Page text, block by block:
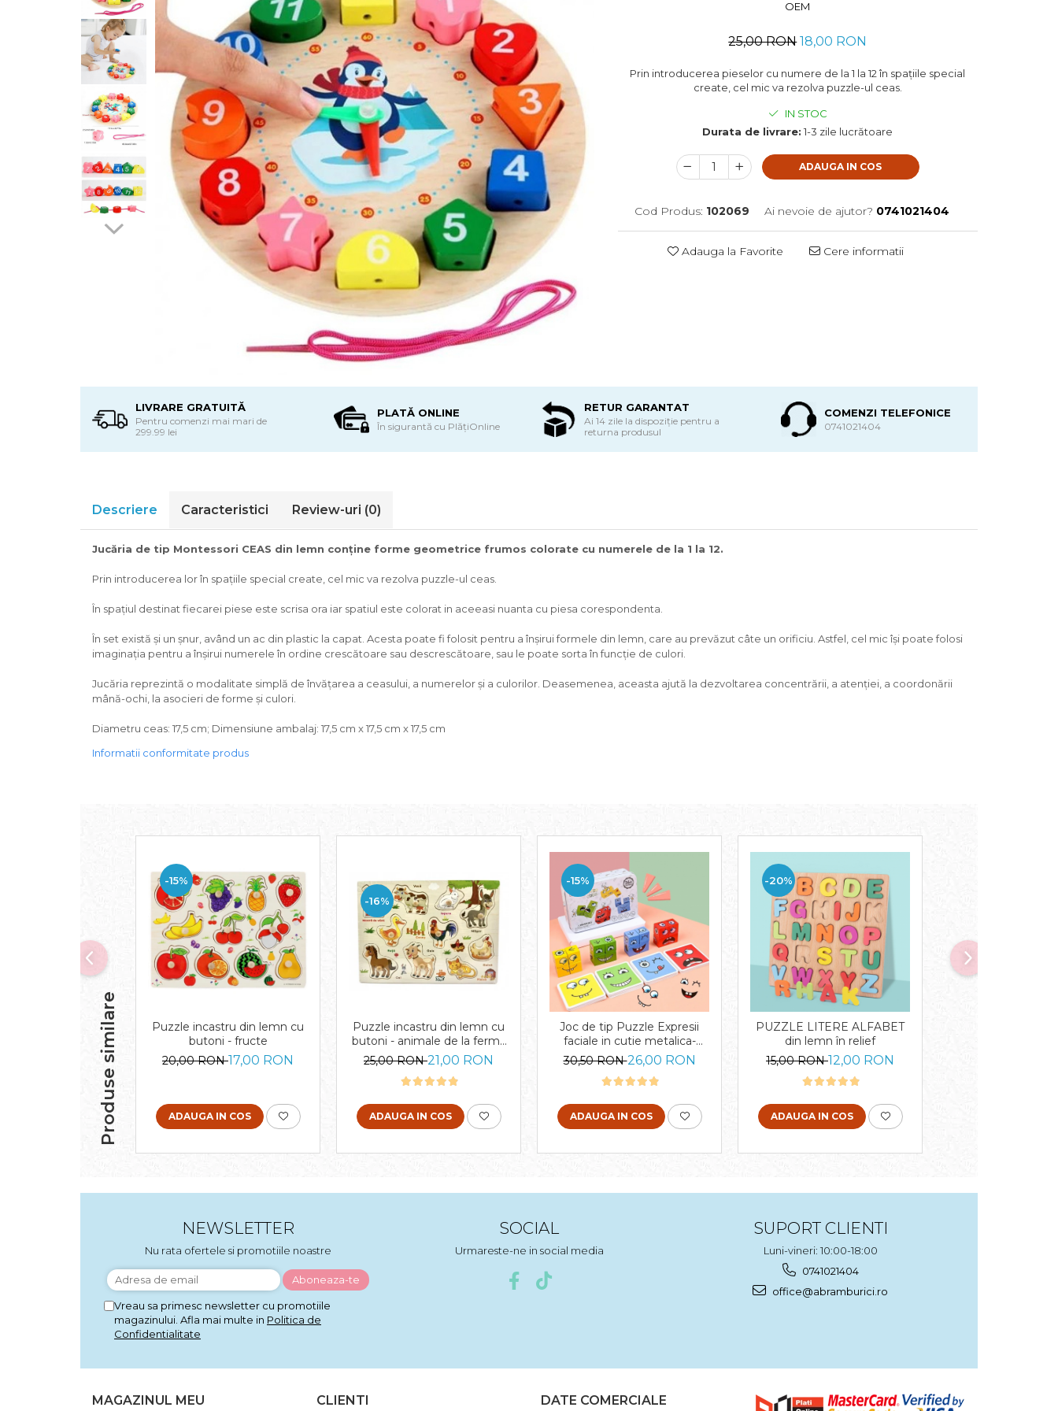
OEM
25,00 RON 18,00 RON
Prin introducerea pieselor cu numere de la 1 la 12 în spaţiile special
create, cel mic va rezolva puzzle-ul ceas.
IN STOC
Durata de livrare: 1-3 zile lucrătoare
ADAUGA IN COS
Cod Produs: 102069 Ai nevoie de ajutor? 0741021404
Adauga la Favorite Cere informatii
LIVRARE GRATUITĂ
Pentru comenzi mai mari de
299.99 lei
PLATĂ ONLINE
În sigurantă cu PlățiOnline
RETUR GARANTAT
Ai 14 zile la dispoziție pentru a
returna produsul
COMENZI TELEFONICE
0741021404
Descriere Caracteristici Review-uri (0)
Jucăria de tip Montessori CEAS din lemn conţine forme geometrice frumos colorate cu numerele de la 1 la 12.
Prin introducerea lor în spaţiile special create, cel mic va rezolva puzzle-ul ceas.
În spațiul destinat fiecarei piese este scrisa ora iar spatiul este colorat in aceeasi nuanta cu piesa corespondenta.
În set există și un șnur, având un ac din plastic la capat. Acesta poate fi folosit pentru a înșirui formele din lemn, care au prevăzut câte un orificiu. Astfel, cel mic își poate folosi
imaginația pentru a înșirui numerele în ordine crescătoare sau descrescătoare, sau le poate sorta în funcție de culori.
Jucăria reprezintă o modalitate simplă de învăţarea a ceasului, a numerelor şi a culorilor. Deasemenea, aceasta ajută la dezvoltarea concentrării, a atenţiei, a coordonării
mână-ochi, la asocieri de forme şi culori.
Diametru ceas: 17,5 cm; Dimensiune ambalaj: 17,5 cm x 17,5 cm x 17,5 cm
Informatii conformitate produs
Produse similare
-15%
Puzzle incastru din lemn cu
butoni - fructe
20,00 RON17,00 RON
ADAUGA IN COS
-16%
Puzzle incastru din lemn cu
butoni - animale de la ferma
in limba romana
25,00 RON21,00 RON
ADAUGA IN COS
-15%
Joc de tip Puzzle Expresii
faciale in cutie metalica-
Expression puzzle building
blocks
30,50 RON26,00 RON
ADAUGA IN COS
-20%
PUZZLE LITERE ALFABET
din lemn în relief
15,00 RON12,00 RON
ADAUGA IN COS
-16%
NEWSLETTER
Nu rata ofertele si promotiile noastre
Vreau sa primesc newsletter cu promotiile
magazinului. Afla mai multe in Politica de
Confidentialitate
SOCIAL
Urmareste-ne in social media
SUPORT CLIENTI
Luni-vineri: 10:00-18:00
0741021404
office@abramburici.ro
MAGAZINUL MEU CLIENTI DATE COMERCIALE